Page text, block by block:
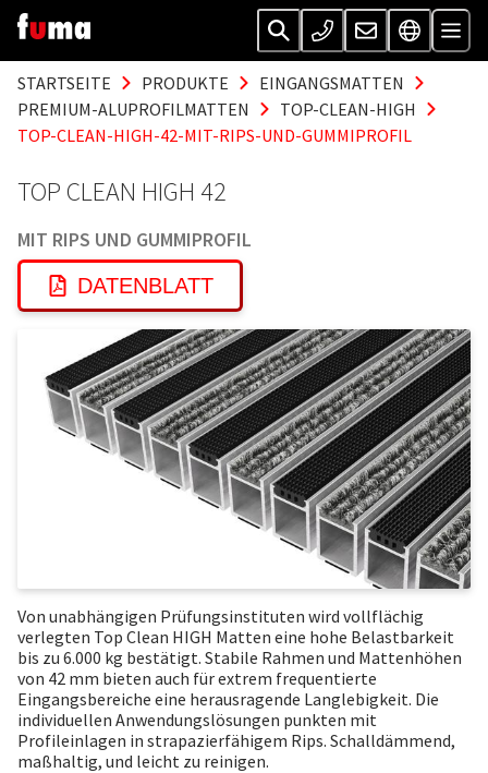
STARTSEITE PRODUKTE
EINGANGSMATTEN
PREMIUM-ALUPROFILMATTEN
TOP-CLEAN-HIGH
TOP-CLEAN-HIGH-42-MIT-RIPS-UND-GUMMIPROFIL
TOP CLEAN HIGH 42
MIT RIPS UND GUMMIPROFIL
DATENBLATT
Von unabhängigen Prüfungsinstituten wird vollflächig
verlegten Top Clean HIGH Matten eine hohe Belastbarkeit
bis zu 6.000 kg bestätigt. Stabile Rahmen und Mattenhöhen
von 42 mm bieten auch für extrem frequentierte
Eingangsbereiche eine herausragende Langlebigkeit. Die
individuellen Anwendungslösungen punkten mit
Profileinlagen in strapazierfähigem Rips. Schalldämmend,
maßhaltig, und leicht zu reinigen.